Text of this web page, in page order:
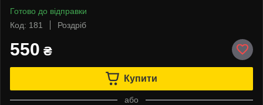
Готово до відправки
Код: 181
Роздріб
550 ₴
Купити
або